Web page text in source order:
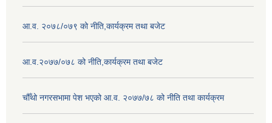
आ.व. २०७८/०७९ को नीति,कार्यक्रम तथा बजेट
आ.व.२०७७/०७८ को नीति,कार्यक्रम तथा बजेट
चौँथो नगरसभामा पेश भएको आ.व. २०७७/७८ को नीति तथा कार्यक्रम